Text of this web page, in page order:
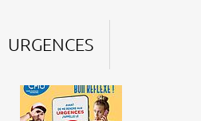
URGENCES